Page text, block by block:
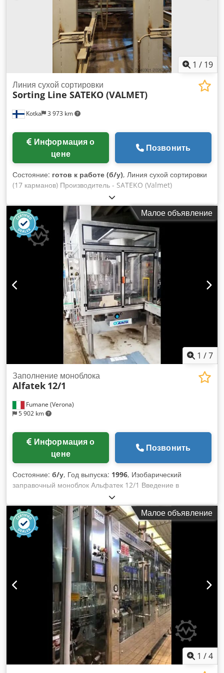
устанавливает пластиковые нажимные крышки с помощью
одной укупорочной головки, поддерживающей несколько
размеров крышек: Ø51.5 x 23 mm
1 / 19
Kotka 3 973 km
Линия сухой сортировки
Sorting Line SATEKO (VALMET)
цене
Позвонить
Состояние: готов к работе (б/у), Линия сухой сортировки
(17 карманов) Производитель - SATEKO (Valmet)
модифицирована - 1996 (7 шт.) и 2023 (3 шт.) Общее
количество карманов - 17 шт. Dedpsxmr Rrjfx Aa Ieck
Отдельный скребковый конвейер сверху. Выгрузка сверху
Последнее обновление: 3 кармана в 2023 году (Biocone)
Основная схема прилагается
Малое объявление
1 /7
Fumane (Verona)
5 902 km
Заполнение моноблока
Alfatek 12/1
цене
Позвонить
Состояние: б/у, Год выпуска: 1996, Изобарический
заправочный моноблок Альфатек 12/1 Введение в
моноблок изобарического розлива Alfatek Прежде всего,
используемый изобарический моноблок розлива Alfatek
12/1 является значительной инновацией в индустрии
розлива. Предлагая непревзойденную точность и
эффективность, эта статья призвана подробно рассказать о
его технических характеристиках и применении в
профессиональных условиях. Dcedpfx Aasvgt Txe Iok
Конструкция и технические характеристики В основе этого
моноблока модели ALFATEK 12/1 лежат 12
самовыравнивающихся кранов, обеспечивающих
равномерное и точное наполнение бутылок. Кроме того,
конструкция из нержавеющей стали не только повышает
долговечность, но и обеспечивает чистоту. Кроме того, его
компактные размеры позволяют эффективно использовать
пространство в различных промышленных установках.
Передовая технология розлива Ключевым компонентом
моноблока изобарического розлива Alfatek является
Малое объявление
1 /4